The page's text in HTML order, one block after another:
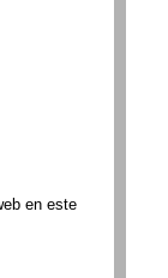
en este